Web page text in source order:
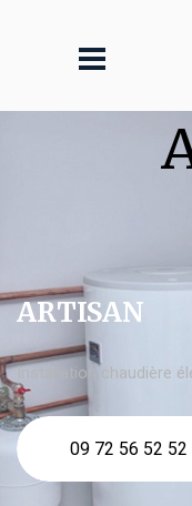
ARTISAN
Installation chaudière
09 72 56 52 52